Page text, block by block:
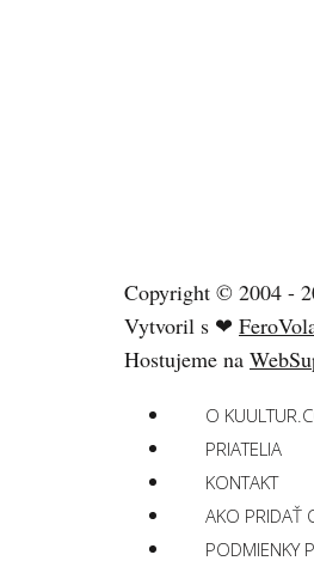
Copyright © 2004 -
Vytvoril s ❤
Hostujeme na
O
PRIATELIA
KONTAKT
AKO PRIDAŤ
PODMIENKY